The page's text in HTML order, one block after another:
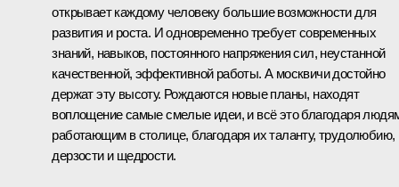
открывает каждому человеку большие возможности для
развития и роста. И одновременно требует современных
знаний, навыков, постоянного напряжения сил, неустанной
качественной, эффективной работы. А москвичи достойно
держат эту высоту. Рождаются новые планы, находят
воплощение самые смелые идеи, и всё это благодаря
работающим в столице, благодаря их таланту, трудолюбию,
дерзости и щедрости.